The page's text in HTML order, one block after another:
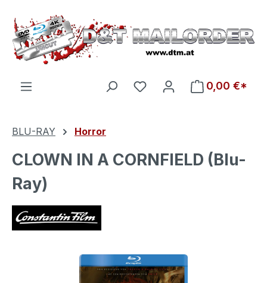
Zum Hauptinhalt springen
Du hast 0 Produkte auf
0,00 €*
BLU-RAY Horror
CLOWN IN A CORNFIELD (Blu-
Ray)
Bildergalerie überspringen